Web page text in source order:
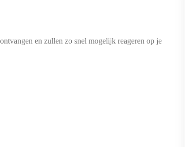
en zullen zo snel mogelijk reageren op je